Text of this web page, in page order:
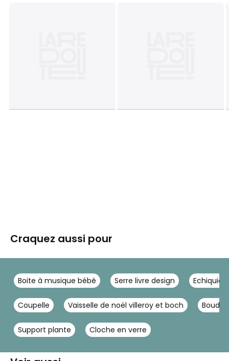
Craquez aussi pour
Boite à musique bébé Serre livre design Echiquier
Coupelle Vaisselle de noël villeroy et boch
Support plante Cloche en verre